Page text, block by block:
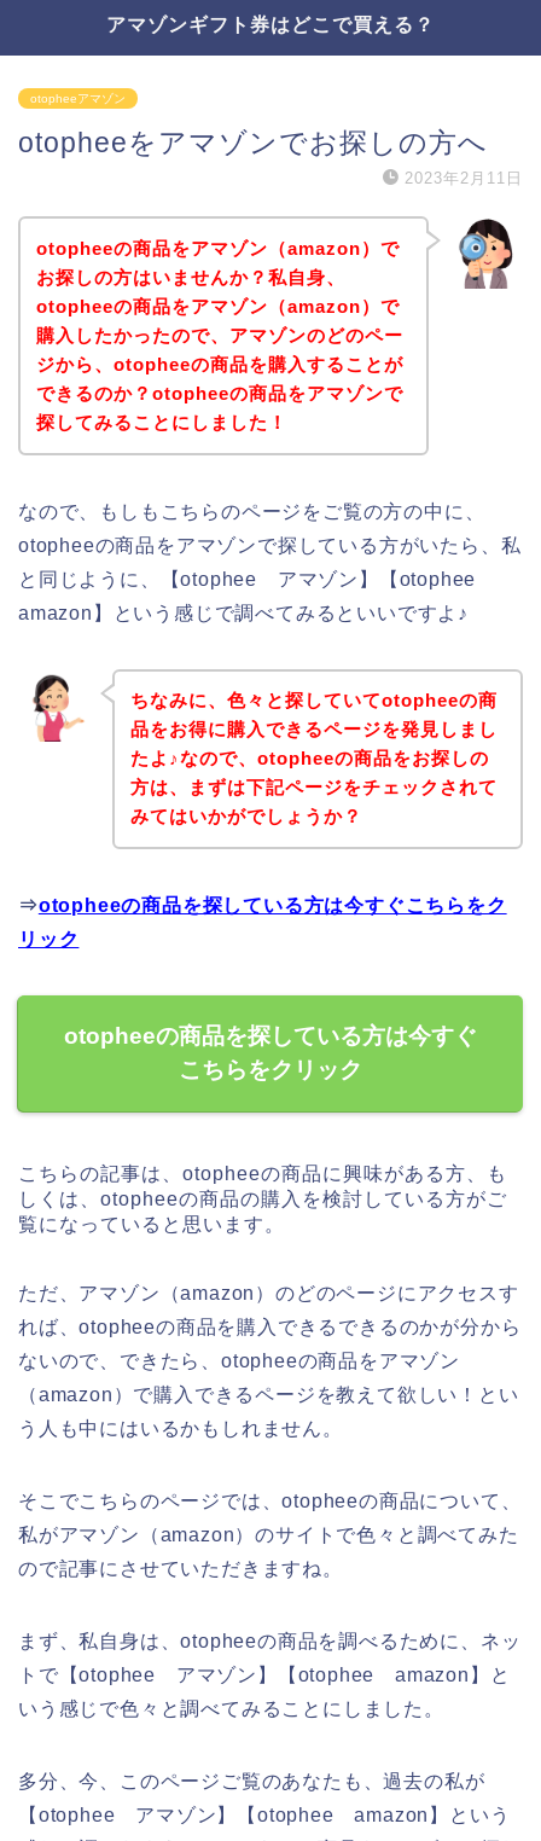
アマゾンギフト券はどこで買える？
otopheeアマゾン
otopheeをアマゾンでお探しの方へ
2023年2月11日
otopheeの商品をアマゾン（amazon）で
お探しの方はいませんか？私自身、
otopheeの商品をアマゾン（amazon）で
購入したかったので、アマゾンのどのペー
ジから、otopheeの商品を購入することが
できるのか？otopheeの商品をアマゾンで
探してみることにしました！
なので、もしもこちらのページをご覧の方の中に、
otopheeの商品をアマゾンで探している方がいたら、私
と同じように、【otophee アマゾン】【otophee
amazon】という感じで調べてみるといいですよ♪
ちなみに、色々と探していてotopheeの商
品をお得に購入できるページを発見しまし
たよ♪なので、otopheeの商品をお探しの
方は、まずは下記ページをチェックされて
みてはいかがでしょうか？
⇒otopheeの商品を探している方は今すぐこちらをク
リック
otopheeの商品を探している方は今すぐ
こちらをクリック
こちらの記事は、otopheeの商品に興味がある方、も
しくは、otopheeの商品の購入を検討している方がご
覧になっていると思います。
ただ、アマゾン（amazon）のどのページにアクセスす
れば、otopheeの商品を購入できるできるのかが分から
ないので、できたら、otopheeの商品をアマゾン
（amazon）で購入できるページを教えて欲しい！とい
う人も中にはいるかもしれません。
そこでこちらのページでは、otopheeの商品について、
私がアマゾン（amazon）のサイトで色々と調べてみた
ので記事にさせていただきますね。
まず、私自身は、otopheeの商品を調べるために、ネッ
トで【otophee アマゾン】【otophee amazon】と
いう感じで色々と調べてみることにしました。
多分、今、このページご覧のあなたも、過去の私が
【otophee アマゾン】【otophee amazon】という